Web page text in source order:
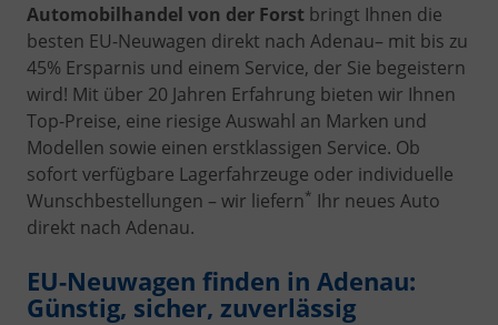
Automobilhandel von der Forst bringt Ihnen die
besten EU-Neuwagen direkt nach Adenau– mit bis zu
45% Ersparnis und einem Service, der Sie begeistern
wird! Mit über 20 Jahren Erfahrung bieten wir Ihnen
Top-Preise, eine riesige Auswahl an Marken und
Modellen sowie einen erstklassigen Service. Ob
sofort verfügbare Lagerfahrzeuge oder individuelle
Wunschbestellungen – wir liefern* Ihr neues Auto
direkt nach Adenau.
EU-Neuwagen finden in Adenau:
Günstig, sicher, zuverlässig